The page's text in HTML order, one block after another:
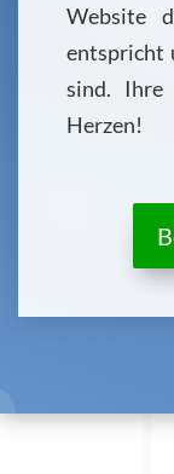
Website
entspricht
sind. Ihre
Herzen!